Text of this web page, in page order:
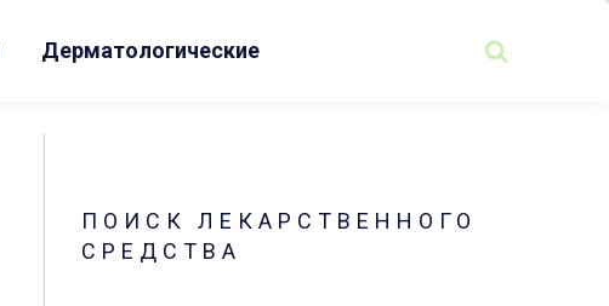
Дерматологические
ПОИСК ЛЕКАРСТВЕННОГО
СРЕДСТВА